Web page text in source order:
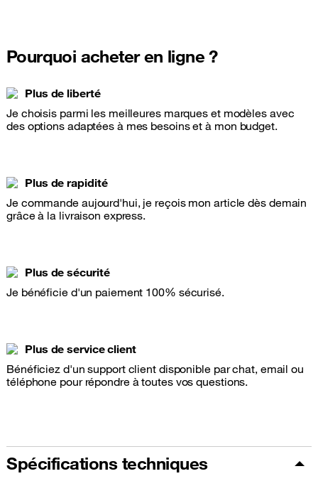
Pourquoi acheter en ligne ?
Plus de liberté
Je choisis parmi les meilleures marques et modèles avec
des options adaptées à mes besoins et à mon budget.
Plus de rapidité
Je commande aujourd'hui, je reçois mon article dès demain
grâce à la livraison express.
Plus de sécurité
Je bénéficie d'un paiement 100% sécurisé.
Plus de service client
Bénéficiez d'un support client disponible par chat, email ou
téléphone pour répondre à toutes vos questions.
Spécifications techniques